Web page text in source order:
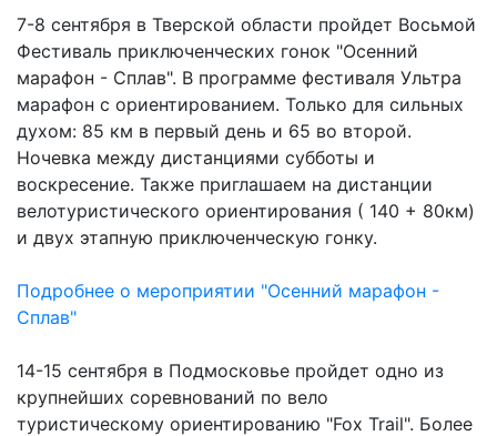
7-8 сентября в Тверской области пройдет Восьмой
Фестиваль приключенческих гонок "Осенний
марафон - Сплав". В программе фестиваля Ультра
марафон с ориентированием. Только для сильных
духом: 85 км в первый день и 65 во второй.
Ночевка между дистанциями субботы и
воскресение. Также приглашаем на дистанции
велотуристического ориентирования ( 140 + 80км)
и двух этапную приключенческую гонку.
Подробнее о мероприятии "Осенний марафон -
Сплав"
14-15 сентября в Подмосковье пройдет одно из
крупнейших соревнований по вело
туристическому ориентированию "Fox Trail". Более